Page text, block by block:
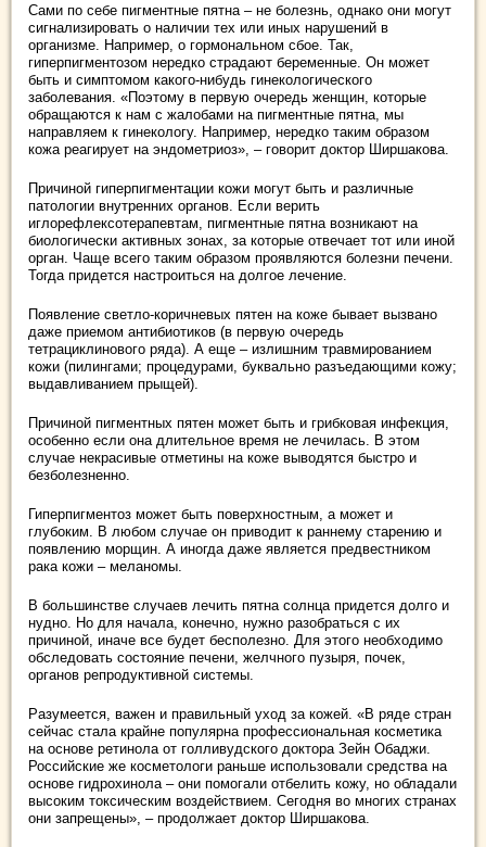
Сами по себе пигментные пятна – не болезнь, однако они могут
сигнализировать о наличии тех или иных нарушений в
организме. Например, о гормональном сбое. Так,
гиперпигментозом нередко страдают беременные. Он может
быть и симптомом какого-нибудь гинекологического
заболевания. «Поэтому в первую очередь женщин, которые
обращаются к нам с жалобами на пигментные пятна, мы
направляем к гинекологу. Например, нередко таким образом
кожа реагирует на эндометриоз», – говорит доктор Ширшакова.
Причиной гиперпигментации кожи могут быть и различные
патологии внутренних органов. Если верить
иглорефлексотерапевтам, пигментные пятна возникают на
биологически активных зонах, за которые отвечает тот или иной
орган. Чаще всего таким образом проявляются болезни печени.
Тогда придется настроиться на долгое лечение.
Появление светло-коричневых пятен на коже бывает вызвано
даже приемом антибиотиков (в первую очередь
тетрациклинового ряда). А еще – излишним травмированием
кожи (пилингами; процедурами, буквально разъедающими кожу;
выдавливанием прыщей).
Причиной пигментных пятен может быть и грибковая инфекция,
особенно если она длительное время не лечилась. В этом
случае некрасивые отметины на коже выводятся быстро и
безболезненно.
Гиперпигментоз может быть поверхностным, а может и
глубоким. В любом случае он приводит к раннему старению и
появлению морщин. А иногда даже является предвестником
рака кожи – меланомы.
В большинстве случаев лечить пятна солнца придется долго и
нудно. Но для начала, конечно, нужно разобраться с их
причиной, иначе все будет бесполезно. Для этого необходимо
обследовать состояние печени, желчного пузыря, почек,
органов репродуктивной системы.
Разумеется, важен и правильный уход за кожей. «В ряде стран
сейчас стала крайне популярна профессиональная косметика
на основе ретинола от голливудского доктора Зейн Обаджи.
Российские же косметологи раньше использовали средства на
основе гидрохинола – они помогали отбелить кожу, но обладали
высоким токсическим воздействием. Сегодня во многих странах
они запрещены», – продолжает доктор Ширшакова.